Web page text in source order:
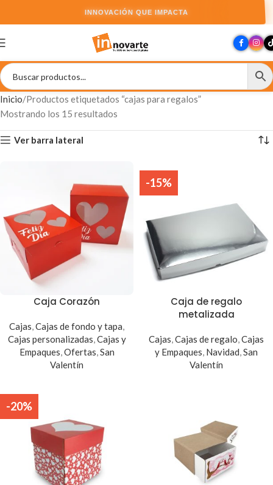
INNOVACIÓN QUE IMPACTA
Inicio Productos etiquetados “cajas para regalos”
Mostrando los 15 resultados
Ver barra lateral
Caja Corazón
Cajas,Cajas de fondo y tapa,
Cajas personalizadas,Cajas y
Empaques,Ofertas,San
Valentín
-15%
Caja de regalo
metalizada
Cajas,Cajas de regalo,Cajas
y Empaques, Navidad,San
Valentín
-20%